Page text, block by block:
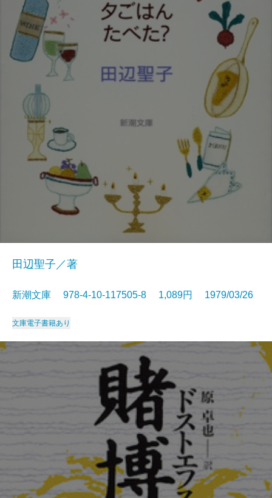
田辺聖子／著
新潮文庫 978-4-10-117505-8 1,089円 1979/03/26
文庫電子書籍あり